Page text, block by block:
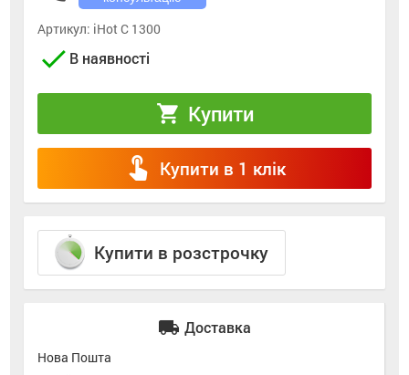
Артикул: iHot C 1300
check В наявності
shopping_cart Купити
touch_app Купити в 1 клік
Купити в розстрочку
local_shipping Доставка
Нова Пошта